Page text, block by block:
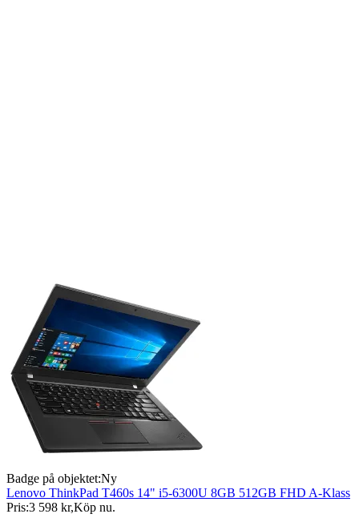
Badge på objektet:Ny
Lenovo ThinkPad T460s 14" i5-6300U 8GB 512GB FHD A-Klass
Pris:3 598 kr,Köp nu.